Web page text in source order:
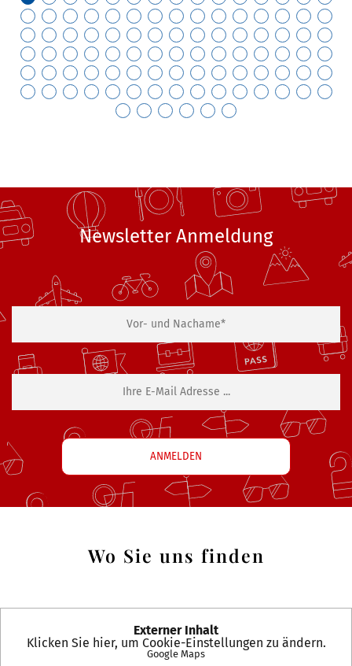
Newsletter Anmeldung
Wo Sie uns finden
Externer Inhalt
Klicken Sie hier, um Cookie-Einstellungen zu ändern.
Google Maps